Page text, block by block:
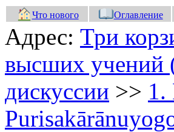
Что нового Оглавление
Адрес: Три
высших учений
дискуссии >> 1.